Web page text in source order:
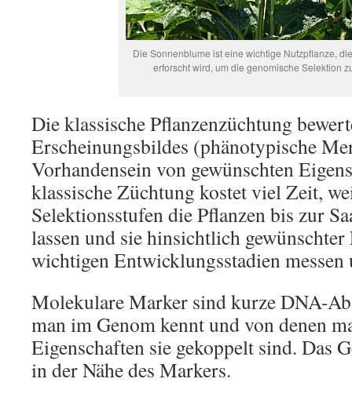
Die Sonnenblume ist eine wichtige Nutzpflanze,
erforscht wird, um die genomische Selektion
Die klassische Pflanzenzüchtung
Erscheinungsbildes (phänotypische
Vorhandensein von gewünschten
klassische Züchtung kostet viel Zeit,
Selektionsstufen die Pflanzen bis zur
lassen und sie hinsichtlich
wichtigen Entwicklungsstadien messen
Molekulare Marker sind kurze DNA-
man im Genom kennt und von denen
Eigenschaften sie gekoppelt sind. Das
in der Nähe des Markers.